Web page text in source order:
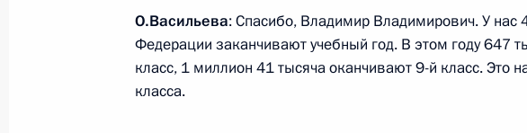
Совещание с членами Правительства
28 ноября 2018 года, 17:00
О.Васильева: Спасибо, Владимир Владимирович. У нас
Федерации заканчивают учебный год. В этом году 647
класс, 1 миллион 41 тысяча оканчивают 9-й класс. Это
класса.